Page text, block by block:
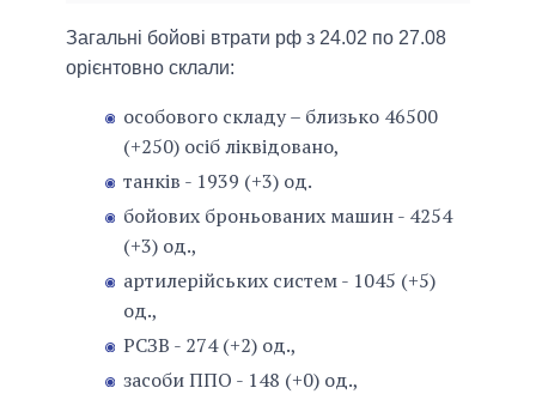
Загальні бойові втрати рф з 24.02 по 27.08
орієнтовно склали:
особового складу – близько 46500
(+250) осіб ліквідовано,
танків - 1939 (+3) од.
бойових броньованих машин - 4254
(+3) од.,
артилерійських систем - 1045 (+5)
од.,
РСЗВ - 274 (+2) од.,
засоби ППО - 148 (+0) од.,